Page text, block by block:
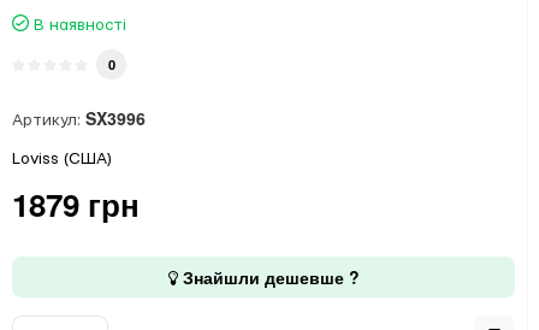
В наявності
0
Артикул: SX3996
Loviss (США)
1879 грн
Знайшли дешевше ?